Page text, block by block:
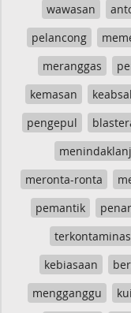
wawasan
pelancong
meranggas
kemasan
pengepul
meronta-ronta
pemantik
kebiasaan
mengganggu